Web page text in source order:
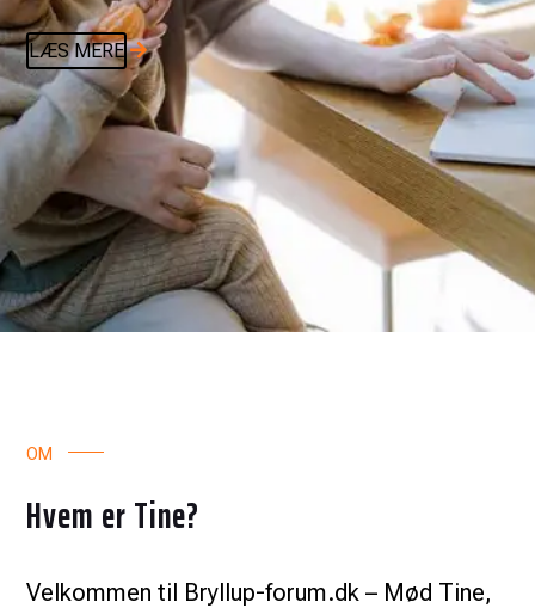
LÆS MERE
OM
Hvem er Tine?
Velkommen til Bryllup-forum.dk – Mød Tine,